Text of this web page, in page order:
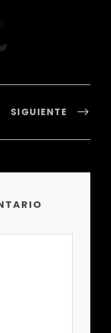
SIGUIENTE